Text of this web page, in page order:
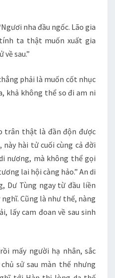
nha đầu ngốc. Lão gia
ta thật muốn xuất gia
sau.”
phải là muốn cốt nhục
khả không thể so đi am ni
trân thật là đần độn được
này hài tử cuối cùng cả đời
nương, mà không thể gọi
lai hội càng hảo.” An di
Dư Tùng ngay từ đầu liền
Cũng là như thế, nàng
lấy cam đoan về sau sinh
mấy người hạ nhân, sắc
sử sau màn thế nhưng